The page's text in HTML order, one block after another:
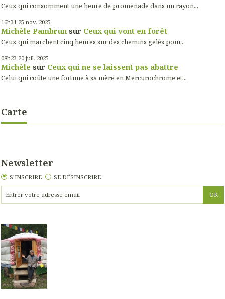
Ceux qui consomment une heure de promenade dans un rayon...
16h31 25 nov. 2025
Michèle Pambrun sur Ceux qui vont en forêt
Ceux qui marchent cinq heures sur des chemins gelés pour...
08h23 20 juil. 2025
Michèle sur Ceux qui ne se laissent pas abattre
Celui qui coûte une fortune à sa mère en Mercurochrome et...
Carte
Newsletter
S'INSCRIRE SE DÉSINSCRIRE